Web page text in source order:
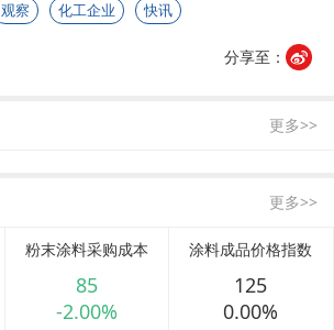
观察 化工企业 快讯
分享至：
更多>>
更多>>
粉末涂料采购成本
85
-2.00%
涂料成品价格指数
125
0.00%